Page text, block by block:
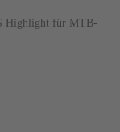
Highlight für MTB-